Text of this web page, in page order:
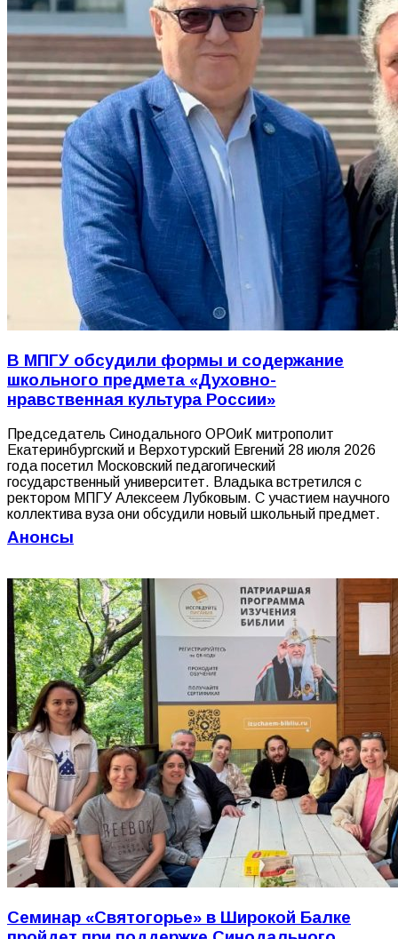
В МПГУ обсудили формы и содержание
школьного предмета «Духовно-
нравственная культура России»
Председатель Синодального ОРОиК митрополит
Екатеринбургский и Верхотурский Евгений 28 июля 2026
года посетил Московский педагогический
государственный университет. Владыка встретился с
ректором МПГУ Алексеем Лубковым. С участием научного
коллектива вуза они обсудили новый школьный предмет.
Анонсы
Семинар «Святогорье» в Широкой Балке